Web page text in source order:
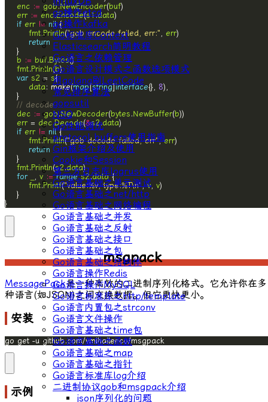
go操作etcd
go操作kafka
Go标准库Context
Elasticsearch简明教程
Go语言之依赖管理
Go语言设计模式之函数选项模式
用golang刷LeetCode
常见排序算法
gopsutil
NSQ
Go性能调优
protocol buffers使用指南
Gin框架介绍及使用
Cookie和Session
第三方日志库logrus使用
Go语言基础之单元测试
Go语言基础之net/http
Go语言基础之网络编程
Go语言基础之并发
Go语言基础之反射
Go语言基础之接口
Go语言基础之包
Go语言基础之结构体
Go语言操作Redis
Go语言操作MySQL
Go语言标准库之http/template
Go语言内置包之strconv
Go语言文件操作
Go语言基础之time包
Go语言基础之函数
Go语言基础之map
Go语言基础之指针
Go语言标准库log介绍
二进制协议gob和msgpack介绍
json序列化的问题
enc := gob.NewEncoder(buf
err := enc.Encode(s1.data
if err != nil
fmt.Println("gob encode failed, err:" , err
return
b := buf.Bytes
fmt.Println(b
var s2 = s
data: make(map[string]interface{}, 8
// decode
dec := gob.NewDecoder(bytes .NewBuffer(b
err = dec.Decode(&s2.data
if err != nil
fmt.Println("gob decode failed, err", err
return
fmt.Println(s2.data
for
, v := range s2.data
fmt.Printf("value:%v, type:%T\n", v, v
}
msgpack
MessagePack是一种高效的二进制序列化格式。它允许你在多
种语言(如JSON)之间交换数据。但它更快更小。
安装
go get -u github.com/vmihailenco/msgpack
示例